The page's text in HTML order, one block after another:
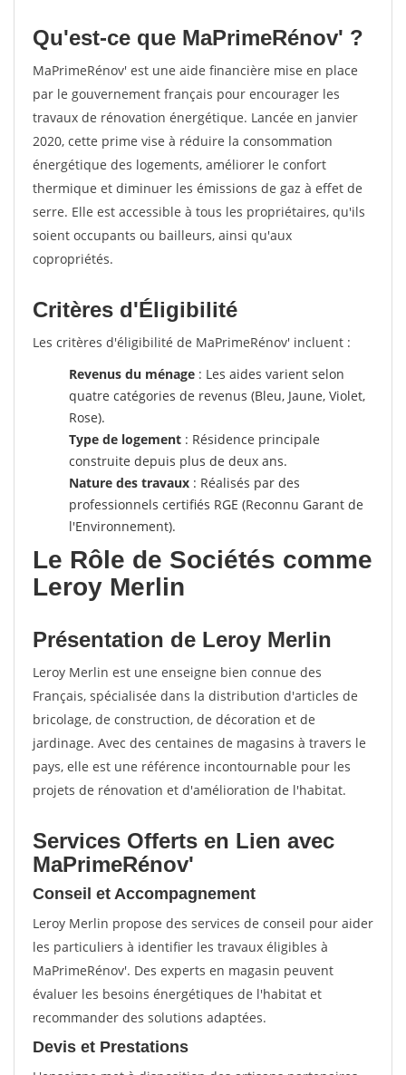
Qu'est-ce que MaPrimeRénov' ?
MaPrimeRénov' est une aide financière mise en place
par le gouvernement français pour encourager les
travaux de rénovation énergétique. Lancée en janvier
2020, cette prime vise à réduire la consommation
énergétique des logements, améliorer le confort
thermique et diminuer les émissions de gaz à effet de
serre. Elle est accessible à tous les propriétaires, qu'ils
soient occupants ou bailleurs, ainsi qu'aux
copropriétés.
Critères d'Éligibilité
Les critères d'éligibilité de MaPrimeRénov' incluent :
Revenus du ménage : Les aides varient selon
quatre catégories de revenus (Bleu, Jaune, Violet,
Rose).
Type de logement : Résidence principale
construite depuis plus de deux ans.
Nature des travaux : Réalisés par des
professionnels certifiés RGE (Reconnu Garant de
l'Environnement).
Le Rôle de Sociétés comme
Leroy Merlin
Présentation de Leroy Merlin
Leroy Merlin est une enseigne bien connue des
Français, spécialisée dans la distribution d'articles de
bricolage, de construction, de décoration et de
jardinage. Avec des centaines de magasins à travers le
pays, elle est une référence incontournable pour les
projets de rénovation et d'amélioration de l'habitat.
Services Offerts en Lien avec
MaPrimeRénov'
Conseil et Accompagnement
Leroy Merlin propose des services de conseil pour aider
les particuliers à identifier les travaux éligibles à
MaPrimeRénov'. Des experts en magasin peuvent
évaluer les besoins énergétiques de l'habitat et
recommander des solutions adaptées.
Devis et Prestations